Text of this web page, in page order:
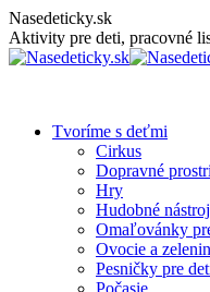
Skip
to
content
Nasedeticky.sk
Aktivity pre deti, pracovné
Tvoríme s deťmi
Cirkus
Dopravné
Hry
Hudobné
Omaľovánky
Ovocie a
Pesničky pre
Počasie